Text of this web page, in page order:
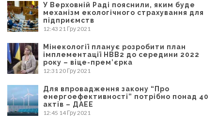
У Верховній Раді пояснили, яким буде
механізм екологічного страхування для
підприємств
12:43 21 Гру 2021
Мінекології планує розробити план
імплементації НВВ2 до середини 2022
року – віце-прем’єрка
12:31 20 Гру 2021
Для впровадження закону “Про
енергоефективності” потрібно понад 40
актів – ДАЕЕ
12:45 14 Гру 2021